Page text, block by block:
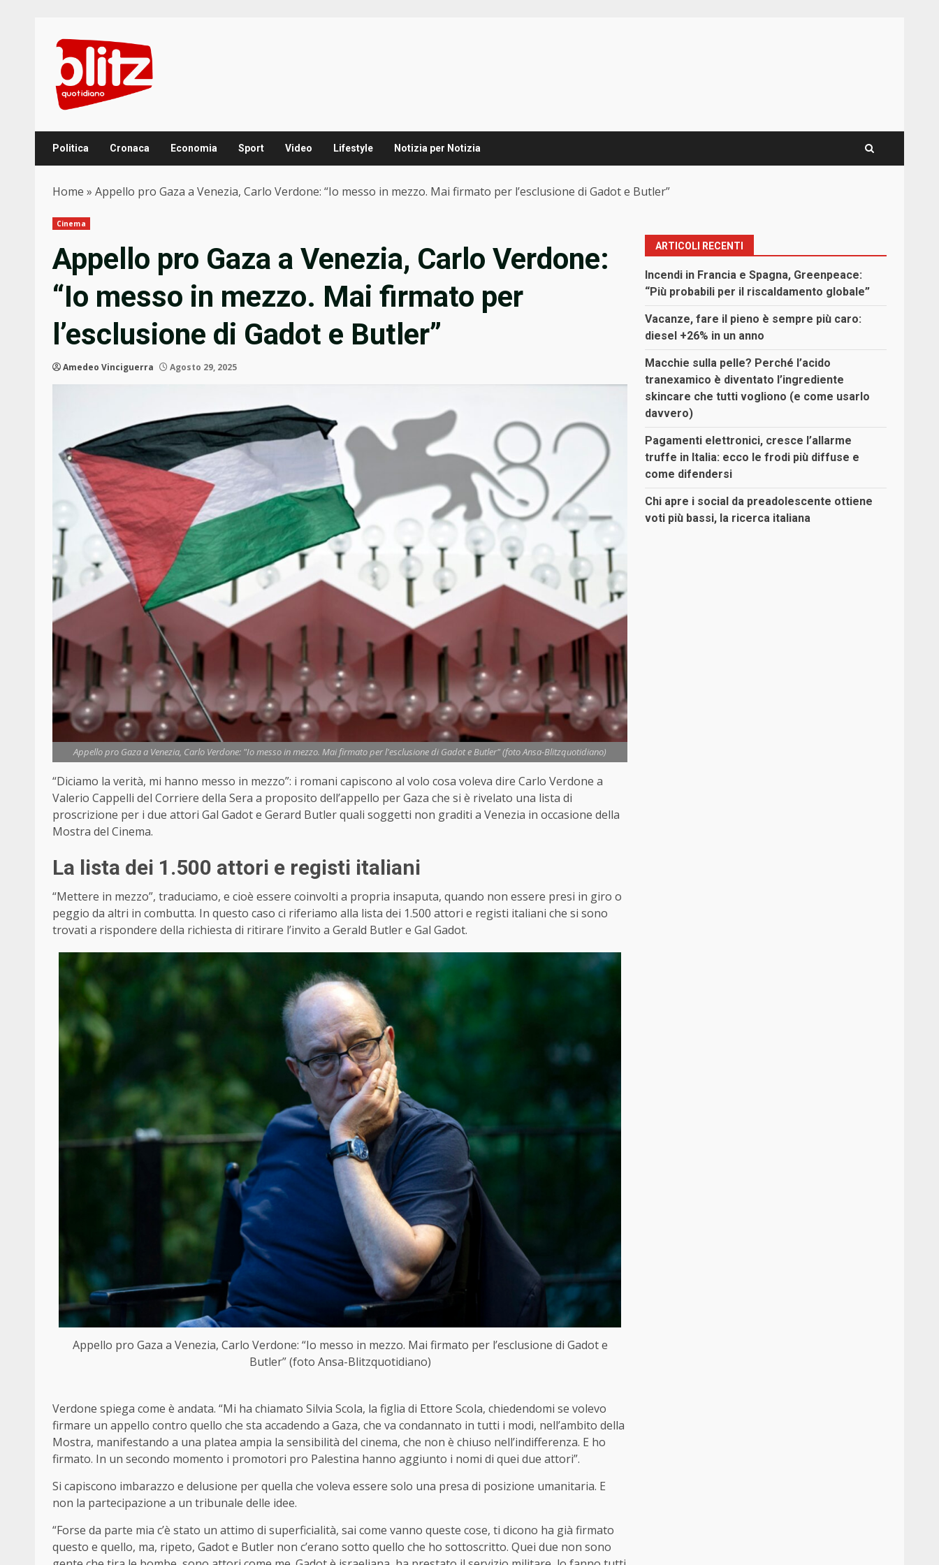
content
Politica Cronaca Economia Sport Video Lifestyle Notizia per Notizia
Home » Appello pro Gaza a Venezia, Carlo Verdone: “Io messo in mezzo. Mai firmato per l’esclusione di Gadot e Butler”
Cinema
Appello pro Gaza a Venezia, Carlo Verdone:
“Io messo in mezzo. Mai firmato per
l’esclusione di Gadot e Butler”
Amedeo Vinciguerra Agosto 29, 2025
Appello pro Gaza a Venezia, Carlo Verdone: "Io messo in mezzo. Mai firmato per l'esclusione di Gadot e Butler" (foto Ansa-Blitzquotidiano)
“Diciamo la verità, mi hanno messo in mezzo”: i romani capiscono al volo cosa voleva dire Carlo Verdone a
Valerio Cappelli del Corriere della Sera a proposito dell’appello per Gaza che si è rivelato una lista di
proscrizione per i due attori Gal Gadot e Gerard Butler quali soggetti non graditi a Venezia in occasione della
Mostra del Cinema.
La lista dei 1.500 attori e registi italiani
“Mettere in mezzo”, traduciamo, e cioè essere coinvolti a propria insaputa, quando non essere presi in giro o
peggio da altri in combutta. In questo caso ci riferiamo alla lista dei 1.500 attori e registi italiani che si sono
trovati a rispondere della richiesta di ritirare l’invito a Gerald Butler e Gal Gadot.
Appello pro Gaza a Venezia, Carlo Verdone: “Io messo in mezzo. Mai firmato per l’esclusione di Gadot e
Butler” (foto Ansa-Blitzquotidiano)
Verdone spiega come è andata. “Mi ha chiamato Silvia Scola, la figlia di Ettore Scola, chiedendomi se volevo
firmare un appello contro quello che sta accadendo a Gaza, che va condannato in tutti i modi, nell’ambito della
Mostra, manifestando a una platea ampia la sensibilità del cinema, che non è chiuso nell’indifferenza. E ho
firmato. In un secondo momento i promotori pro Palestina hanno aggiunto i nomi di quei due attori”.
Si capiscono imbarazzo e delusione per quella che voleva essere solo una presa di posizione umanitaria. E
non la partecipazione a un tribunale delle idee.
“Forse da parte mia c’è stato un attimo di superficialità, sai come vanno queste cose, ti dicono ha già firmato
questo e quello, ma, ripeto, Gadot e Butler non c’erano sotto quello che ho sottoscritto. Quei due non sono
ARTICOLI RECENTI
Incendi in Francia e Spagna, Greenpeace:
“Più probabili per il riscaldamento globale”
Vacanze, fare il pieno è sempre più caro:
diesel +26% in un anno
Macchie sulla pelle? Perché l’acido
tranexamico è diventato l’ingrediente
skincare che tutti vogliono (e come usarlo
davvero)
Pagamenti elettronici, cresce l’allarme
truffe in Italia: ecco le frodi più diffuse e
come difendersi
Chi apre i social da preadolescente ottiene
voti più bassi, la ricerca italiana